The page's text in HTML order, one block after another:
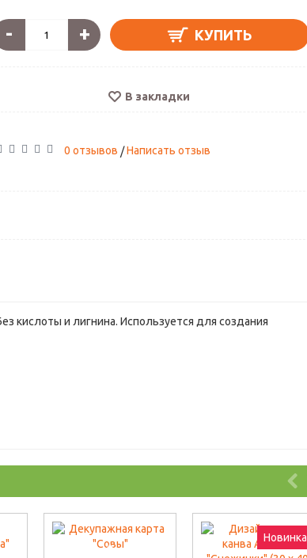
- + КУПИТЬ
В закладки
0 отзывов /Написать отзыв
кислоты и лигнина. Используется для создания
Новинка